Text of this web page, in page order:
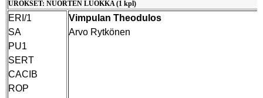
UROKSET: NUORTEN LUOKKA (1 kpl)
ERI/1
SA
PU1
SERT
CACIB
ROP
Vimpulan Theodulos
Arvo Rytkönen